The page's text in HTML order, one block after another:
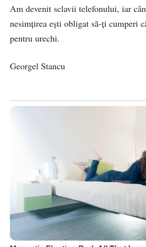
Am devenit sclavii telefonului, iar
nesimţirea eşti obligat să-ţi cumperi
pentru urechi.
Georgel Stancu